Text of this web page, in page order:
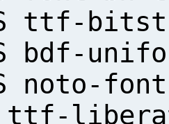
S ttf-
bdf-
S noto-
ttf-